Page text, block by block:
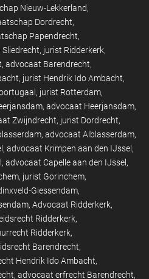
Nieuw-Lekkerland
Dordrecht
Papendrecht
jurist Ridderkerk
advocaat Barendrecht
jurist Hendrik Ido Ambacht
jurist Rotterdam
advocaat Heerjansdam
Zwijndrecht jurist Dordrecht
advocaat Alblasserdam
advocaat Krimpen aan den IJssel
advocaat Capelle aan den IJssel
jurist Gorinchem
Giessendam
Advocaat Ridderkerk
Ridderkerk
Ridderkerk
Barendrecht
Hendrik Ido Ambacht
advocaat erfrecht Barendrecht